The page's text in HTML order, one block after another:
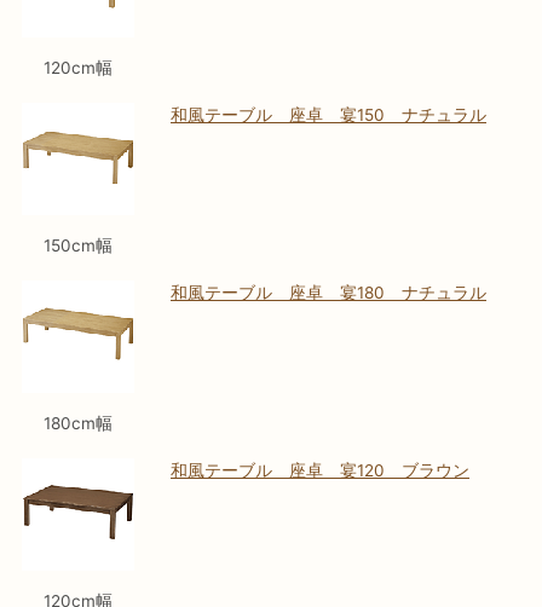
120cm幅
150cm幅
和風テーブル 座卓 宴150 ナチュラル
180cm幅
和風テーブル 座卓 宴180 ナチュラル
120cm幅
和風テーブル 座卓 宴120 ブラウン